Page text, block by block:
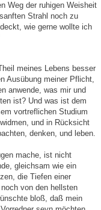
Weg der ruhigen Weisheit
Strahl noch zu
wie gerne wollte ich
meines Lebens besser
Ausübung meiner Pflicht,
anwende, was mir und
ist? Und was ist dem
vortreflichen Studium
und in Rücksicht
denken, und leben.
mache, ist nicht
gleichsam wie ein
die Tiefen einer
von den hellsten
bloß, daß mein